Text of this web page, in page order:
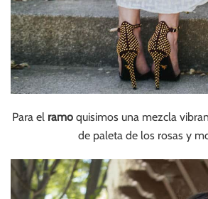
Para el ramo quisimos una mezcla
de paleta de los rosas y